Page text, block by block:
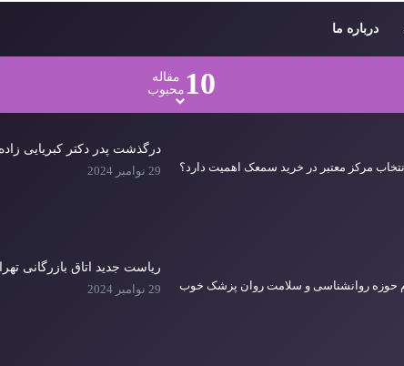
درباره ما
10 مقاله
محبوب
درگذشت پدر دکتر کبریایی
29 نوامبر 2024
ریاست جدید اتاق بازرگانی
29 نوامبر 2024